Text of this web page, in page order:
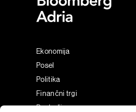
Ekonomija
Posel
Politika
Finančni trgi
Razkošje